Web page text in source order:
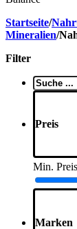
Startseite/
Mineralien/
Filter
Suche
..
Preis
Min. Preis
Marken